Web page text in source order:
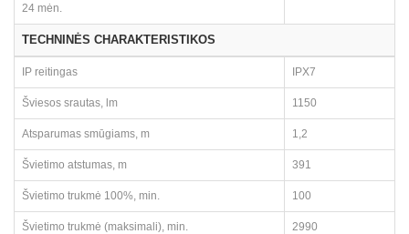
24 mėn.
TECHNINĖS CHARAKTERISTIKOS
IP reitingas IPX7
Šviesos srautas, lm 1150
Atsparumas smūgiams, m 1,2
Švietimo atstumas, m 391
Švietimo trukmė 100%, min. 100
Švietimo trukmė (maksimali), min. 2990